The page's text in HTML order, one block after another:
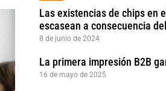
Las existencias de chips en
escasean a consecuencia
8 de junio de 2024
La primera impresión B2B
16 de mayo de 2025